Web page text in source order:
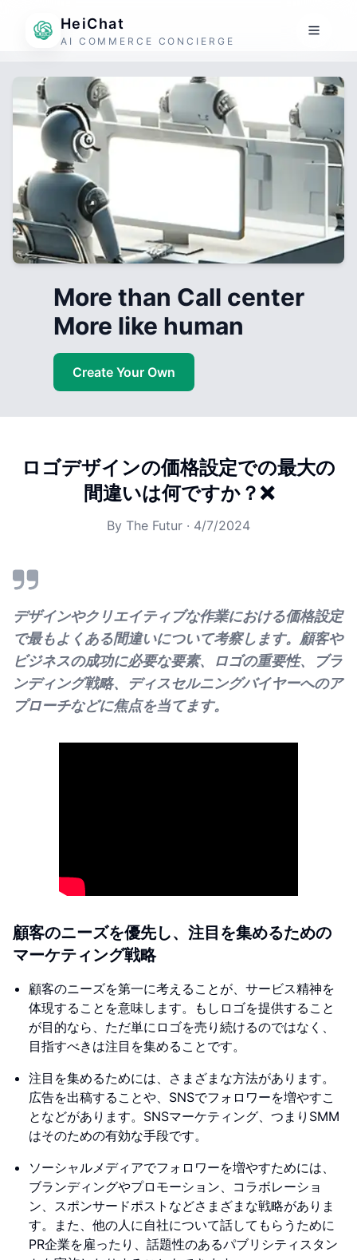
HeiChat
AI COMMERCE CONCIERGE
More than Call center
More like human
Create Your Own
ロゴデザインの価格設定での最大の
間違いは何ですか？❌
By The Futur · 4/7/2024
デザインやクリエイティブな作業における価格設定
で最もよくある間違いについて考察します。顧客や
ビジネスの成功に必要な要素、ロゴの重要性、ブラ
ンディング戦略、ディスセルニングバイヤーへのア
プローチなどに焦点を当てます。
顧客のニーズを優先し、注目を集めるための
マーケティング戦略
顧客のニーズを第一に考えることが、サービス精神を
体現することを意味します。もしロゴを提供すること
が目的なら、ただ単にロゴを売り続けるのではなく、
目指すべきは注目を集めることです。
注目を集めるためには、さまざまな方法があります。
広告を出稿することや、SNSでフォロワーを増やすこ
となどがあります。SNSマーケティング、つまりSMM
はそのための有効な手段です。
ソーシャルメディアでフォロワーを増やすためには、
ブランディングやプロモーション、コラボレーショ
ン、スポンサードポストなどさまざまな戦略がありま
す。また、他の人に自社について話してもらうために
PR企業を雇ったり、話題性のあるパブリシティスタン